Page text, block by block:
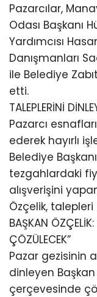
Pazarcılar,
Odası Başkanı
Yardımcısı
Danışmanları
ile Belediye
etti.
TALEPLERİNİ
Pazarcı
ederek hayırlı
Belediye
tezgahlardaki
alışverişini
Özçelik,
BAŞKAN
ÇÖZÜLECEK”
Pazar gezisinin
dinleyen
çerçevesinde